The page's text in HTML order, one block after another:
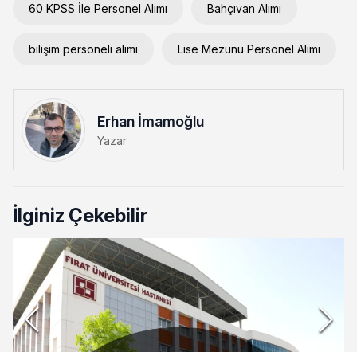
60 KPSS İle Personel Alımı Bahçıvan Alımı
bilişim personeli alımı Lise Mezunu Personel Alımı
Erhan İmamoğlu
Yazar
İlginiz Çekebilir